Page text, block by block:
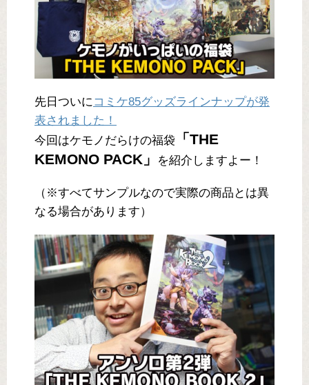
先日ついにコミケ85グッズラインナップが発
表されました！
今回はケモノだらけの福袋
「THE
KEMONO PACK」
を紹介しますよー！
（※すべてサンプルなので実際の商品とは異
なる場合があります）